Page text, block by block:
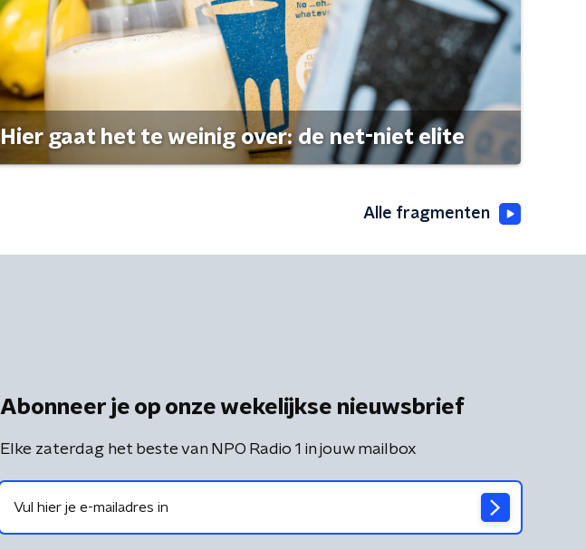
Hier gaat het te weinig over: de net-niet elite
Alle fragmenten
Abonneer je op onze wekelijkse nieuwsbrief
Elke zaterdag het beste van NPO Radio 1 in jouw mailbox